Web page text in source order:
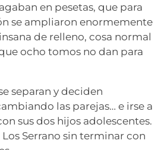
en pesetas, que para
se ampliaron enormemente
de relleno, cosa normal
ocho tomos no dan para
separan y deciden
las parejas… e irse a
sus dos hijos adolescentes.
Serrano sin terminar con